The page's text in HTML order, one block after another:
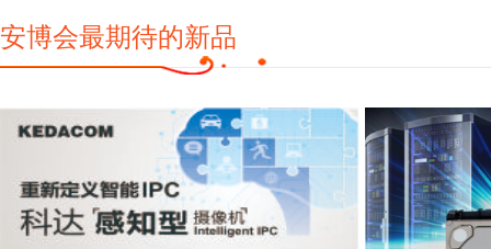
安博会最期待的新品